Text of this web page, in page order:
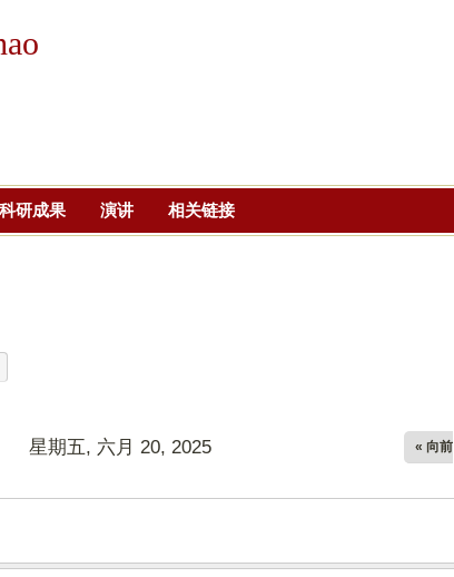
主
科研成果 演讲 相关链接
星期五, 六月 20, 2025 « 向前